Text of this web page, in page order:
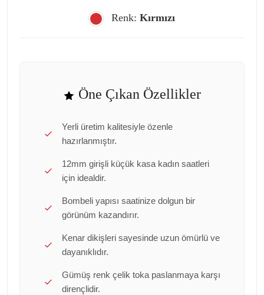
Renk: Kırmızı
Öne Çıkan Özellikler
Yerli üretim kalitesiyle özenle
hazırlanmıştır.
12mm girişli küçük kasa kadın saatleri
için idealdir.
Bombeli yapısı saatinize dolgun bir
görünüm kazandırır.
Kenar dikişleri sayesinde uzun ömürlü ve
dayanıklıdır.
Gümüş renk çelik toka paslanmaya karşı
dirençlidir.